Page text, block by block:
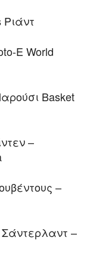
Ριάντ
E World
Basket
–
–
Σάντερλαντ –